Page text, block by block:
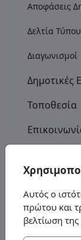
Αποφάσεις
Δελτία
Διαγωνισμοί
Δημοτικές
Τοποθεσία
−
Αυτός ο
πρώτου και
βελτίωση